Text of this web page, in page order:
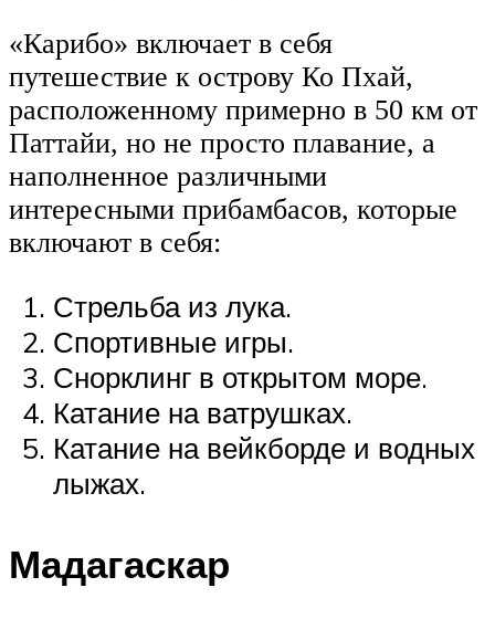
«Карибо» включает в себя
путешествие к острову Ко Пхай,
расположенному примерно в 50 км от
Паттайи, но не просто плавание, а
наполненное различными
интересными прибамбасов, которые
включают в себя:
Стрельба из лука.
Спортивные игры.
Снорклинг в открытом море.
Катание на ватрушках.
Катание на вейкборде и водных
лыжах.
Мадагаскар